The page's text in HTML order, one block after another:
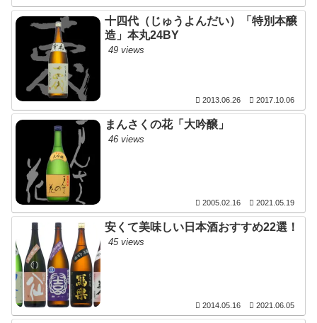
十四代（じゅうよんだい）「特別本醸
造」本丸24BY
49 views
2013.06.26 2017.10.06
まんさくの花「大吟醸」
46 views
2005.02.16 2021.05.19
安くて美味しい日本酒おすすめ22選！
45 views
2014.05.16 2021.06.05